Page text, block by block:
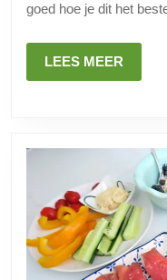
goed hoe je dit het
LEES MEER
MEER